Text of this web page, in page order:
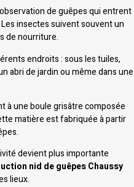
de guêpes qui entrent
insectes suivent souvent un
de nourriture.
endroits : sous les tuiles,
abri de jardin ou même dans une
à une boule grisâtre composée
matière est fabriquée à partir
devient plus importante
nid de guêpes Chaussy
lieux.